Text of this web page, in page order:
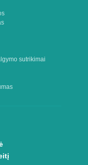
sutrikimai